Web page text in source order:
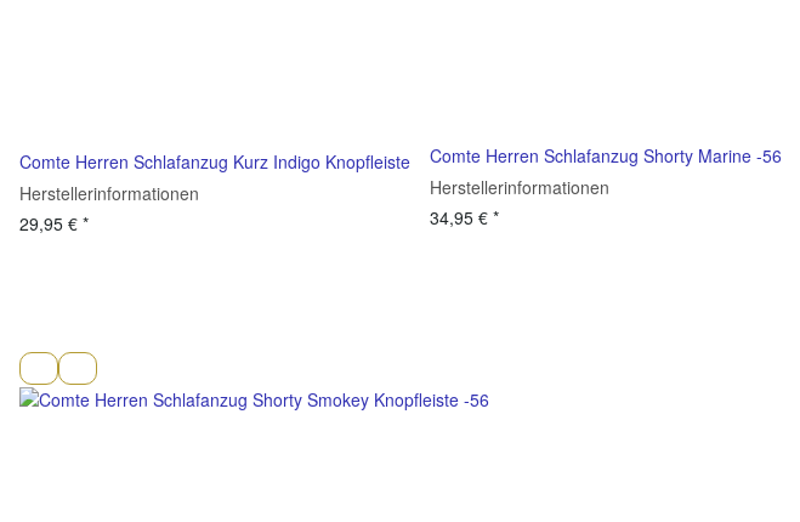
Comte Herren Schlafanzug Kurz Indigo Knopfleiste
Herstellerinformationen
29,95 € *
Comte Herren Schlafanzug Shorty Marine -56
Herstellerinformationen
34,95 € *